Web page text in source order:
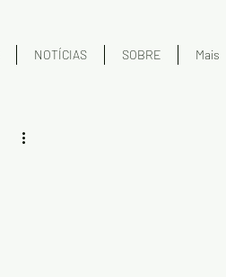
NOTÍCIAS SOBRE Mais